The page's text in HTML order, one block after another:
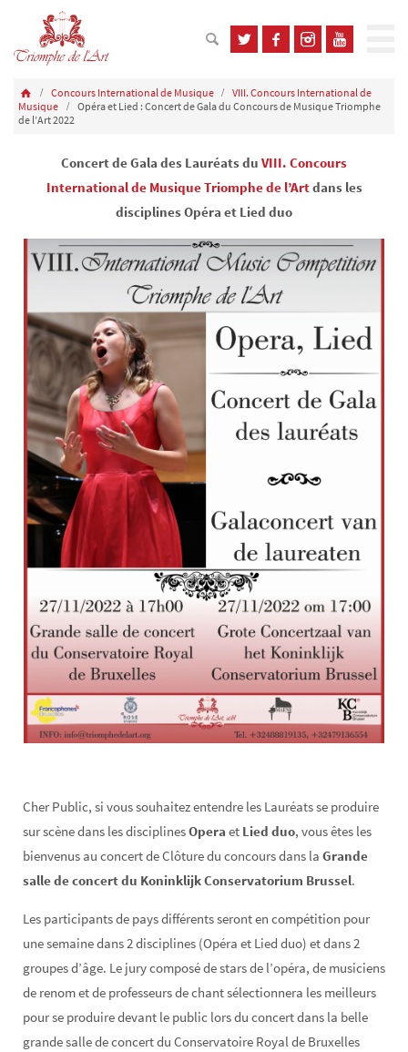
Concours International de Musique
VIII. Concours International de
Musique
Opéra et Lied : Concert de Gala du Concours de Musique Triomphe
de l’Art 2022
Concert de Gala des Lauréats du VIII. Concours
International de Musique Triomphe de l’Artdans les
disciplines Opéra et Lied duo
Cher Public, si vous souhaitez entendre les Lauréats se produire
sur scène dans les disciplinesOpera et Lied duo, vous êtes les
bienvenus au concert de Clôture du concours dans la Grande
salle de concert du Koninklijk Conservatorium Brussel.
Les participants de pays différents seront en compétition pour
une semaine dans 2 disciplines (Opéra et Lied duo) et dans 2
groupes d’âge. Le jury composé de stars de l’opéra, de musiciens
de renom et de professeurs de chant sélectionnera les meilleurs
pour se produire devant le public lors du concert dans la belle
grande salle de concert du Conservatoire Royal de Bruxelles